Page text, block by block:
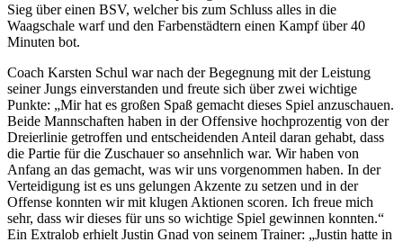
Sieg über einen BSV, welcher bis zum Schluss alles in die
Waagschale warf und den Farbenstädtern einen Kampf über 40
Minuten bot.
Coach Karsten Schul war nach der Begegnung mit der Leistung
seiner Jungs einverstanden und freute sich über zwei wichtige
Punkte: „Mir hat es großen Spaß gemacht dieses Spiel anzuschauen.
Beide Mannschaften haben in der Offensive hochprozentig von der
Dreierlinie getroffen und entscheidenden Anteil daran gehabt, dass
die Partie für die Zuschauer so ansehnlich war. Wir haben von
Anfang an das gemacht, was wir uns vorgenommen haben. In der
Verteidigung ist es uns gelungen Akzente zu setzen und in der
Offense konnten wir mit klugen Aktionen scoren. Ich freue mich
sehr, dass wir dieses für uns so wichtige Spiel gewinnen konnten.“
Ein Extralob erhielt Justin Gnad von seinem Trainer: „Justin hatte in